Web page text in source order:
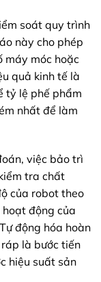
soát quy trình
này cho phép
máy móc hoặc
quả kinh tế là
tỷ lệ phế phẩm
nhất để làm
việc bảo trì
tra chất
của robot theo
động của
động hóa hoàn
là bước tiến
hiệu suất sản